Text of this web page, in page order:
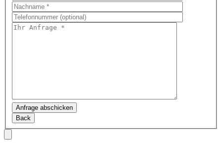
Bitte
lasse
dieses
Feld
Bitte
lasse
dieses